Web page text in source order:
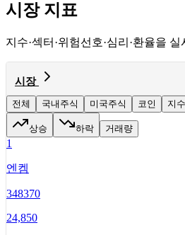
시장 지표
지수·섹터·위험선호·심리·환율을
시장
전체 국내주식 미국주식 코인 지수
상승 하락 거래량
1
엔켐
348370
24,850